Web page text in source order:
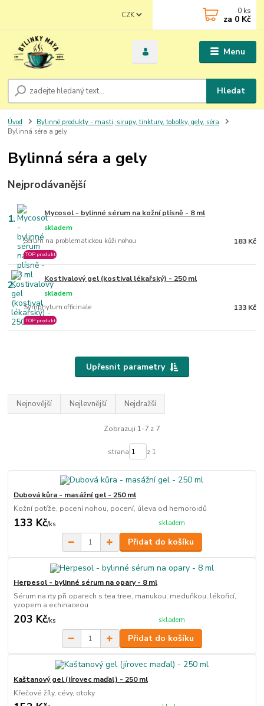
Menu
CZK
Hledat
0 ks
za 0 Kč
Úvod
Bylinné produkty - masti, sirupy, tinktury, tobolky, gely, séra
Bylinná séra a gely
Bylinná séra a gely
Nejprodávanější
1. Mycosol - bylinné sérum na kožní plísně - 8 ml
Sérum na problematickou kůži nohou
skladem
TOP produkt
183 Kč
2. Kostivalový gel (kostival lékařský) - 250 ml
Symphytum officinale
skladem
TOP produkt
133 Kč
Upřesnit parametry
Nejnovější Nejlevnější Nejdražší
Zobrazuji 1-7 z 7
strana z 1
Dubová kůra - masážní gel - 250 ml
Kožní potíže, pocení nohou, pocení, úleva od hemoroidů
133 Kč/ks skladem
Přidat do košíku
Herpesol - bylinné sérum na opary - 8 ml
Sérum na rty při oparech s tea tree, manukou, meduňkou, lékořicí,
yzopem a echinaceou
203 Kč/ks skladem
Přidat do košíku
Kaštanový gel (jírovec maďal) - 250 ml
Křečové žíly, cévy, otoky